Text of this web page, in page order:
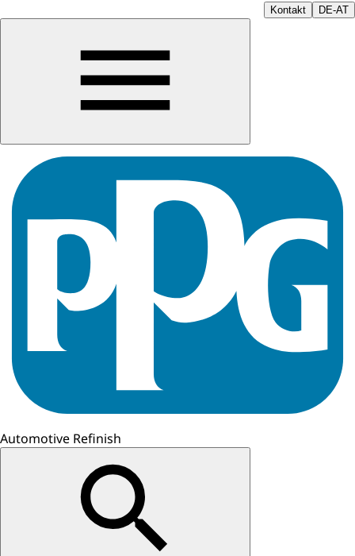
Kontakt DE-AT
Automotive Refinish